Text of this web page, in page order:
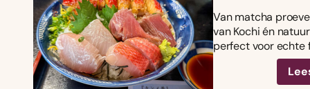
Van matcha
van Kochi én
perfect voor echte